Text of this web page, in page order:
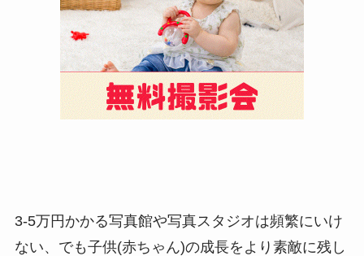
3-5万円かかる写真館や写真スタジオは頻繁にいけ
ない、でも子供(赤ちゃん)の成長をより素敵に残し